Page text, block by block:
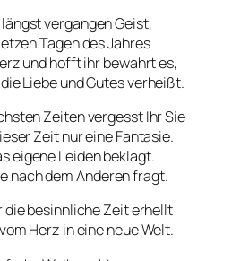
vergangen Geist,
Tagen des Jahres
und hofft ihr bewahrt es,
Liebe und Gutes verheißt.
Zeiten vergesst Ihr Sie
Zeit nur eine Fantasie.
eigene Leiden beklagt.
nach dem Anderen fragt.
die besinnliche Zeit erhellt
Herz in eine neue Welt.